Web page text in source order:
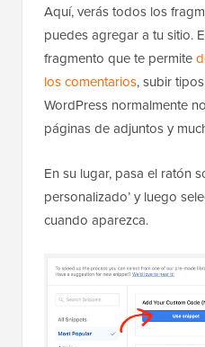
Aquí, verás todos los
puedes agregar a tu sitio.
fragmento que te permite
los comentarios, subir
WordPress normalmente
páginas de adjuntos y
En su lugar, pasa el ratón
personalizado’ y luego
cuando aparezca.